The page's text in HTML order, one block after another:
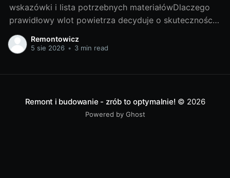
wskazówki i lista potrzebnych materiałówDlaczego
prawidłowy wlot powietrza decyduje o skuteczności
okapuOkap kuchenny jest tak dobry, jak dopływ
świeżego powietrza do pomieszczenia. Gdy
Remontowicz
5 sie 2026 • 3 min read
Remont i budowanie - zrób to optymalnie! © 2026
Powered by Ghost